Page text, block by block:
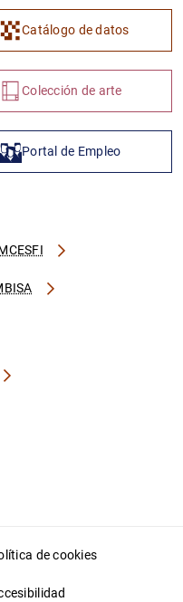
Catálogo de datos
Colección de arte
Portal de Empleo
de cookies